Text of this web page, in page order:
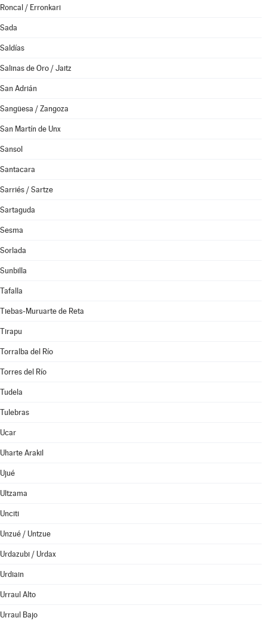
Roncal / Erronkari
Sada
Saldías
Salinas de Oro / Jaitz
San Adrián
Sangüesa / Zangoza
San Martín de Unx
Sansol
Santacara
Sarriés / Sartze
Sartaguda
Sesma
Sorlada
Sunbilla
Tafalla
Tiebas-Muruarte de Reta
Tirapu
Torralba del Río
Torres del Río
Tudela
Tulebras
Ucar
Uharte Arakil
Ujué
Ultzama
Unciti
Unzué / Untzue
Urdazubi / Urdax
Urdiain
Urraul Alto
Urraul Bajo